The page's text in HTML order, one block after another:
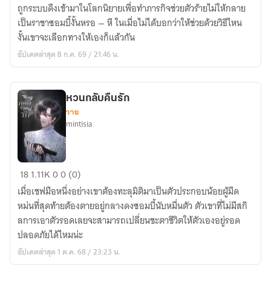
ตัว
ร้าย
ใน
วัน
โลก
ถูกระบบดึงเข้ามาในโลกนิยายเพื่อทำภารกิจช่วยตัวร้ายไม่ให้กลาย
เป็นราชาซอมบี้งั้นหรอ — หึ ในเมื่อไม่ได้บอกว่าให้ช่วยด้วยวิธีไหน
งั้นเขาจะเลือกทางให้เองก็แล้วกัน
อัปเดตล่าสุด 8 ก.ค. 69 / 21:46 น.
หวน
กลับ
คืน
รัก
หวนกลับคืนรัก
วาย
mintisia
181.11K00 (0)
เมื่อเชฟมือหนึ่งอย่างเขาต้องทะลุมิติมาเป็นตัวประกอบน้อยผู้มืด
หม่นที่สุดท้ายต้องตายอยู่กลางดงซอมบี้นับหมื่นตัว ตัวเขาที่ไม่มีสกิ
ลการเอาตัวรอดเลยจะสามารถเปลี่ยนชะตาชีวิตให้ตัวเองอยู่รอด
ปลอดภัยได้ไหมน่ะ
อัปเดตล่าสุด 1 ต.ค. 68 / 23:23 น.